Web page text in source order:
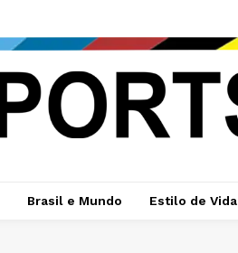
Brasil e Mundo Estilo de Vida